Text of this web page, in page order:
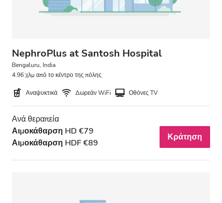
NephroPlus at Santosh Hospital
Bengaluru, India
4.96 χλμ από το κέντρο της πόλης
Αναψυκτικά Δωρεάν WiFi Οθόνες TV
Ανά θεραπεία
Αιμοκάθαρση HD €79
Αιμοκάθαρση HDF €89
Κράτηση